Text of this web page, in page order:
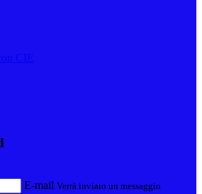
E-mail Verrà inviato un messaggio